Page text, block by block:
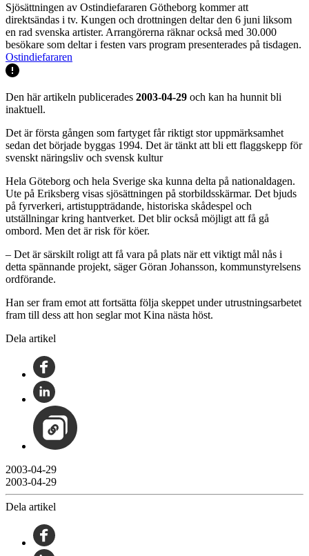
Sjösättningen av Ostindiefararen Götheborg kommer att
direktsändas i tv. Kungen och drottningen deltar den 6 juni liksom
en rad svenska artister. Arrangörerna räknar också med 30.000
besökare som deltar i festen vars program presenterades på tisdagen.
Ostindiefararen
Den här artikeln publicerades 2003-04-29 och kan ha hunnit bli
inaktuell.
Det är första gången som fartyget får riktigt stor uppmärksamhet
sedan det började byggas 1994. Det är tänkt att bli ett flaggskepp för
svenskt näringsliv och svensk kultur
Hela Göteborg och hela Sverige ska kunna delta på nationaldagen.
Ute på Eriksberg visas sjösättningen på storbildsskärmar. Det bjuds
på fyrverkeri, artistuppträdande, historiska skådespel och
utställningar kring hantverket. Det blir också möjligt att få gå
ombord. Men det är risk för köer.
– Det är särskilt roligt att få vara på plats när ett viktigt mål nås i
detta spännande projekt, säger Göran Johansson, kommunstyrelsens
ordförande.
Han ser fram emot att fortsätta följa skeppet under utrustningsarbetet
fram till dess att hon seglar mot Kina nästa höst.
Dela artikel
2003-04-29
2003-04-29
Dela artikel